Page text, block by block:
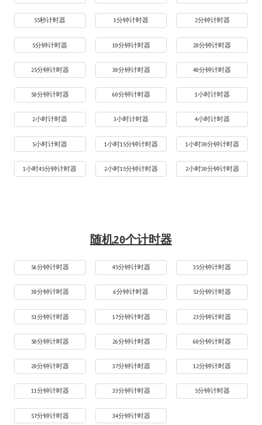
55秒计时器 1分钟计时器 2分钟计时器
5分钟计时器 10分钟计时器 20分钟计时器
25分钟计时器 30分钟计时器 40分钟计时器
50分钟计时器 60分钟计时器 1小时计时器
2小时计时器 3小时计时器 4小时计时器
5小时计时器 1小时15分钟计时器 1小时30分钟计时器
1小时45分钟计时器 2小时15分钟计时器 2小时30分钟计时器
随机20个计时器
56分钟计时器 45分钟计时器 35分钟计时器
38分钟计时器 6分钟计时器 53分钟计时器
51分钟计时器 17分钟计时器 23分钟计时器
50分钟计时器 26分钟计时器 60分钟计时器
20分钟计时器 37分钟计时器 12分钟计时器
11分钟计时器 33分钟计时器 5分钟计时器
57分钟计时器 34分钟计时器